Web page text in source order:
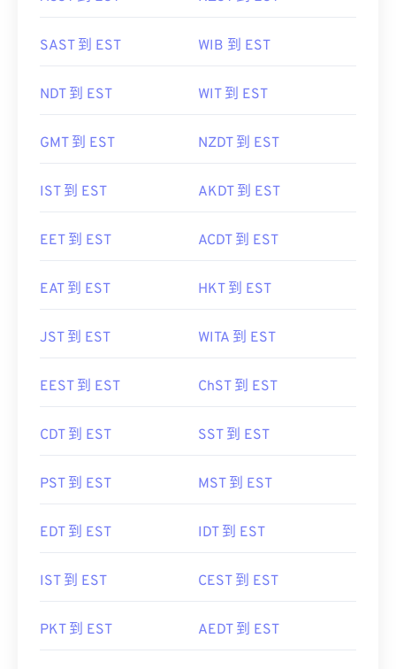
SAST 到 EST WIB 到 EST
NDT 到 EST WIT 到 EST
GMT 到 EST NZDT 到 EST
IST 到 EST AKDT 到 EST
EET 到 EST ACDT 到 EST
EAT 到 EST HKT 到 EST
JST 到 EST WITA 到 EST
EEST 到 EST ChST 到 EST
CDT 到 EST SST 到 EST
PST 到 EST MST 到 EST
EDT 到 EST IDT 到 EST
IST 到 EST CEST 到 EST
PKT 到 EST AEDT 到 EST